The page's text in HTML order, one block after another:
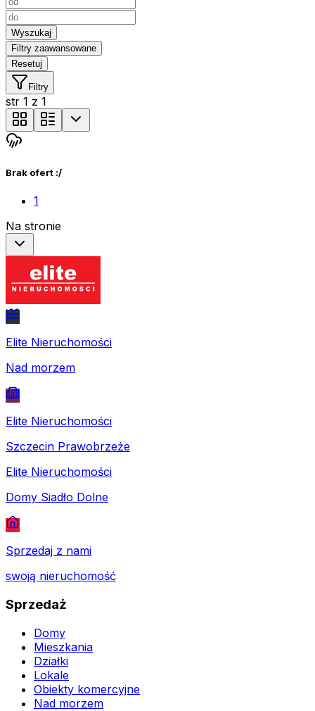
Wyszukaj
Filtry zaawansowane
Resetuj
Filtry
str 1 z 1
Brak ofert :/
1
Na stronie
Elite Nieruchomości
Nad morzem
Elite Nieruchomości
Szczecin Prawobrzeże
Elite Nieruchomości
Domy Siadło Dolne
Sprzedaj z nami
swoją nieruchomość
Sprzedaż
Domy
Mieszkania
Działki
Lokale
Obiekty komercyjne
Nad morzem